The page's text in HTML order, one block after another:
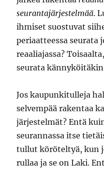
seurantajärjestelmää.
ihmiset suostuvat
periaatteessa seurata
reaaliajassa?
seurata
Jos kaupunkitulleja
selvempää rakentaa
järjestelmät? Entä
seurannassa itse
tullut köröteltyä, kun
rullaa ja se on Laki.